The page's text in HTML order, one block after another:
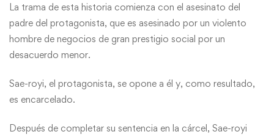
La trama de esta historia comienza con el asesinato del
padre del protagonista, que es asesinado por un violento
hombre de negocios de gran prestigio social por un
desacuerdo menor.
Sae-royi, el protagonista, se opone a él y, como resultado,
es encarcelado.
Después de completar su sentencia en la cárcel, Sae-royi